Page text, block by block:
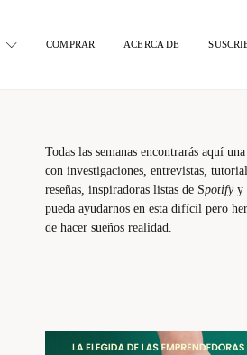
COMPRAR ACERCA DE
Todas las semanas encontrarás aquí
con investigaciones, entrevistas,
reseñas, inspiradoras listas de Spotify y
pueda ayudarnos en esta difícil pero
de hacer sueños realidad.